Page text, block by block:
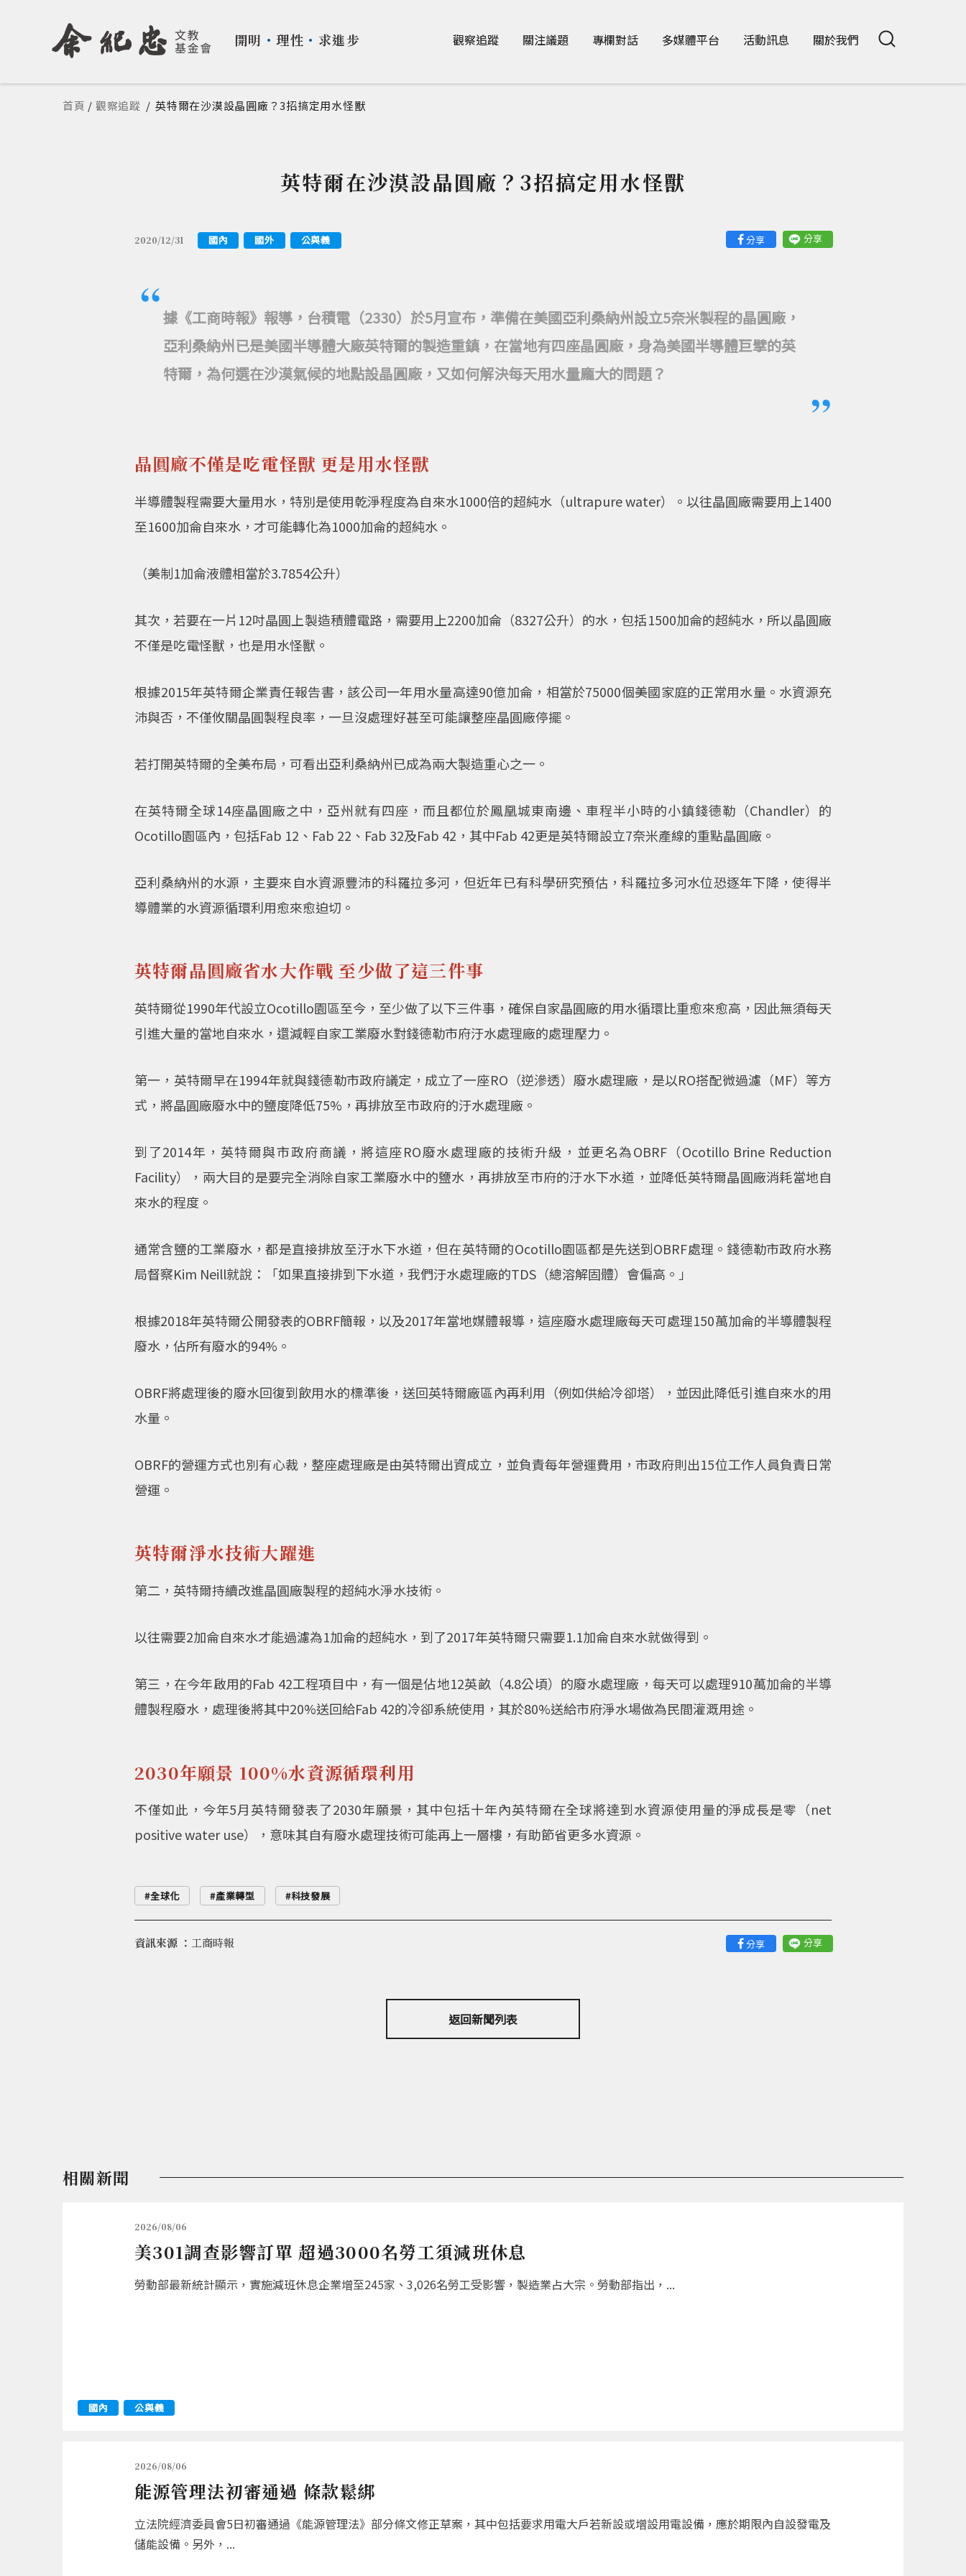
開明 ・ 理性 ・ 求進步 觀察追蹤 關注議題 專欄對話 多媒體平台 活動訊息 關於我們
您在這裡
首頁 / 觀察追蹤 / 英特爾在沙漠設晶圓廠？3招搞定用水怪獸
英特爾在沙漠設晶圓廠？3招搞定用水怪獸
2020/12/31 分享 分享
國內 國外 公與義
據《工商時報》報導，台積電（2330）於5月宣布，準備在美國亞利桑納州設立5奈米製程的晶圓廠，
亞利桑納州已是美國半導體大廠英特爾的製造重鎮，在當地有四座晶圓廠，身為美國半導體巨擘的英
特爾，為何選在沙漠氣候的地點設晶圓廠，又如何解決每天用水量龐大的問題？
晶圓廠不僅是吃電怪獸 更是用水怪獸
半導體製程需要大量用水，特別是使用乾淨程度為自來水1000倍的超純水（ultrapure water）。以往晶圓廠需要用上1400
至1600加侖自來水，才可能轉化為1000加侖的超純水。
（美制1加侖液體相當於3.7854公升）
其次，若要在一片12吋晶圓上製造積體電路，需要用上2200加侖（8327公升）的水，包括1500加侖的超純水，所以晶圓廠
不僅是吃電怪獸，也是用水怪獸。
根據2015年英特爾企業責任報告書，該公司一年用水量高達90億加侖，相當於75000個美國家庭的正常用水量。水資源充
沛與否，不僅攸關晶圓製程良率，一旦沒處理好甚至可能讓整座晶圓廠停擺。
若打開英特爾的全美布局，可看出亞利桑納州已成為兩大製造重心之一。
在英特爾全球14座晶圓廠之中，亞州就有四座，而且都位於鳳凰城東南邊、車程半小時的小鎮錢德勒（Chandler）的
Ocotillo園區內，包括Fab 12、Fab 22、Fab 32及Fab 42，其中Fab 42更是英特爾設立7奈米產線的重點晶圓廠。
亞利桑納州的水源，主要來自水資源豐沛的科羅拉多河，但近年已有科學研究預估，科羅拉多河水位恐逐年下降，使得半
導體業的水資源循環利用愈來愈迫切。
英特爾晶圓廠省水大作戰 至少做了這三件事
英特爾從1990年代設立Ocotillo園區至今，至少做了以下三件事，確保自家晶圓廠的用水循環比重愈來愈高，因此無須每天
引進大量的當地自來水，還減輕自家工業廢水對錢德勒市府汙水處理廠的處理壓力。
第一，英特爾早在1994年就與錢德勒市政府議定，成立了一座RO（逆滲透）廢水處理廠，是以RO搭配微過濾（MF）等方
式，將晶圓廠廢水中的鹽度降低75%，再排放至市政府的汙水處理廠。
到了2014年，英特爾與市政府商議，將這座RO廢水處理廠的技術升級，並更名為OBRF（Ocotillo Brine Reduction
Facility），兩大目的是要完全消除自家工業廢水中的鹽水，再排放至市府的汙水下水道，並降低英特爾晶圓廠消耗當地自
來水的程度。
通常含鹽的工業廢水，都是直接排放至汙水下水道，但在英特爾的Ocotillo園區都是先送到OBRF處理。錢德勒市政府水務
局督察Kim Neill就說：「如果直接排到下水道，我們汙水處理廠的TDS（總溶解固體）會偏高。」
根據2018年英特爾公開發表的OBRF簡報，以及2017年當地媒體報導，這座廢水處理廠每天可處理150萬加侖的半導體製程
廢水，佔所有廢水的94%。
OBRF將處理後的廢水回復到飲用水的標準後，送回英特爾廠區內再利用（例如供給冷卻塔），並因此降低引進自來水的用
水量。
OBRF的營運方式也別有心裁，整座處理廠是由英特爾出資成立，並負責每年營運費用，市政府則出15位工作人員負責日常
營運。
英特爾淨水技術大躍進
第二，英特爾持續改進晶圓廠製程的超純水淨水技術。
以往需要2加侖自來水才能過濾為1加侖的超純水，到了2017年英特爾只需要1.1加侖自來水就做得到。
第三，在今年啟用的Fab 42工程項目中，有一個是佔地12英畝（4.8公頃）的廢水處理廠，每天可以處理910萬加侖的半導
體製程廢水，處理後將其中20%送回給Fab 42的冷卻系統使用，其於80%送給市府淨水場做為民間灌溉用途。
2030年願景 100%水資源循環利用
不僅如此，今年5月英特爾發表了2030年願景，其中包括十年內英特爾在全球將達到水資源使用量的淨成長是零（net
positive water use），意味其自有廢水處理技術可能再上一層樓，有助節省更多水資源。
全球化 產業轉型 科技發展
分享 分享
資訊來源 ： 工商時報
返回新聞列表
相關新聞
2026/08/06
美301調查影響訂單 超過3000名勞工須減班休息
勞動部最新統計顯示，實施減班休息企業增至245家、3,026名勞工受影響，製造業占大宗。勞動部指出，...
國內 公與義
2026/08/06
能源管理法初審通過 條款鬆綁
立法院經濟委員會5日初審通過《能源管理法》部分條文修正草案，其中包括要求用電大戶若新設或增設用電設備，應於期限內自設發電及
儲能設備。另外，...